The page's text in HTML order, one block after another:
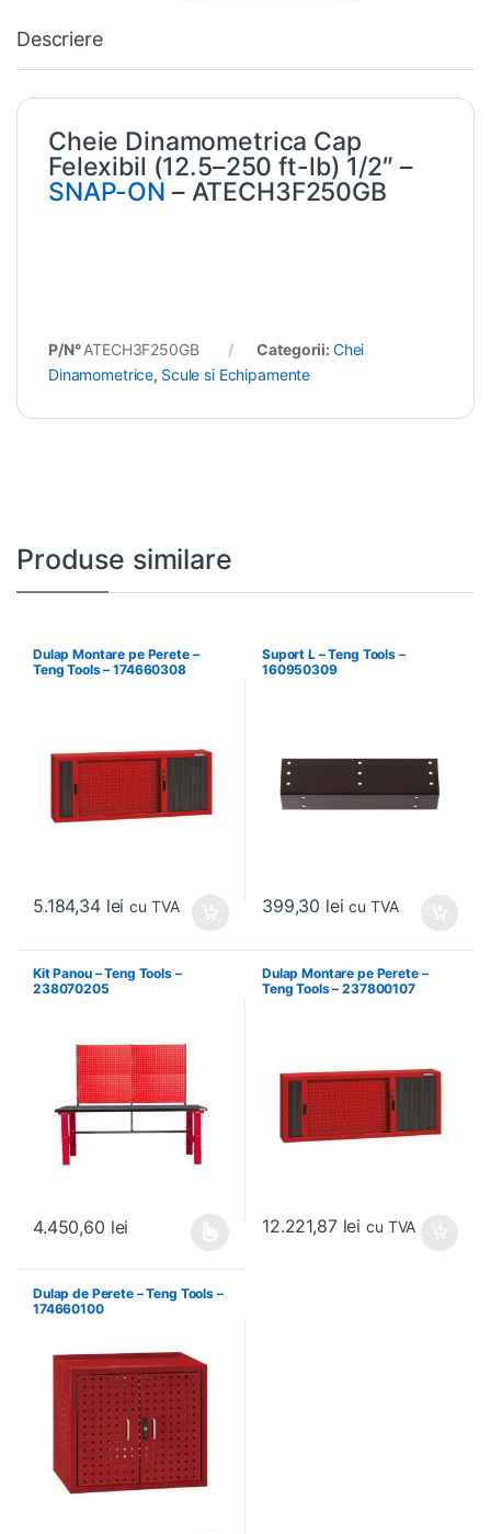
Descriere
Cheie Dinamometrica Cap
Felexibil (12.5–250 ft-lb) 1/2″ –
SNAP-ON – ATECH3F250GB
P/N°ATECH3F250GB Categorii: Chei
Dinamometrice, Scule si Echipamente
Produse similare
Dulap Montare pe Perete –
Teng Tools – 174660308
5.184,34 lei cu TVA
Suport L – Teng Tools –
160950309
399,30 lei cu TVA
Kit Panou – Teng Tools –
238070205
4.450,60 lei
Dulap Montare pe Perete –
Teng Tools – 237800107
12.221,87 lei cu TVA
Dulap de Perete – Teng Tools –
174660100